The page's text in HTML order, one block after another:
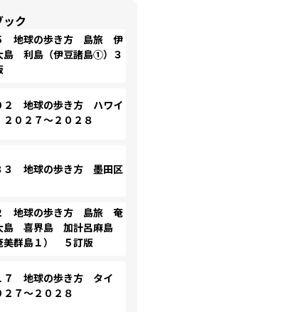
ク
地球の歩き方 島旅 伊
島 利島（伊豆諸島①）３
２ 地球の歩き方 ハワイ
０２７～２０２８
３ 地球の歩き方 墨田区
地球の歩き方 島旅 奄
島 喜界島 加計呂麻島
美群島１） ５訂版
７ 地球の歩き方 タイ
２７～２０２８